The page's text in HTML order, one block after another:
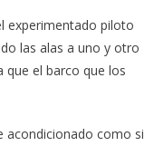
experimentado piloto
las alas a uno y otro
que el barco que los
acondicionado como si